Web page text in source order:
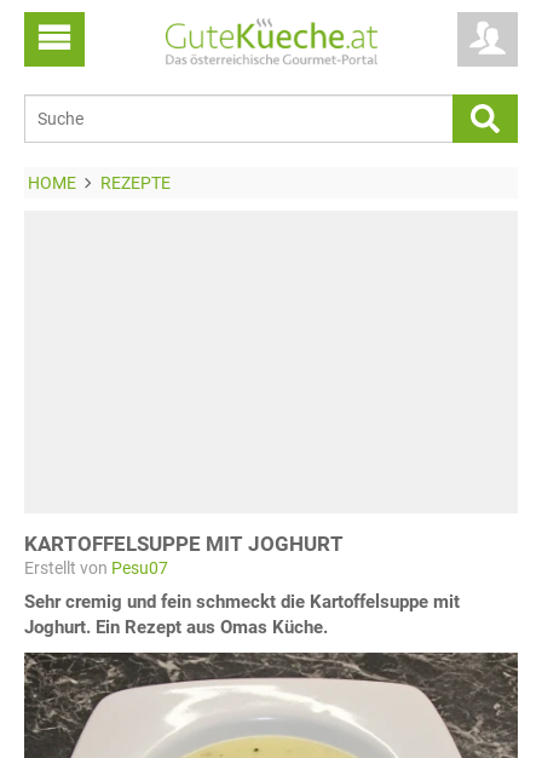
HOME REZEPTE
KARTOFFELSUPPE MIT JOGHURT
Erstellt von Pesu07
Sehr cremig und fein schmeckt die Kartoffelsuppe mit
Joghurt. Ein Rezept aus Omas Küche.